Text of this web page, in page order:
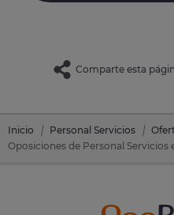
Comparte esta
Inicio Personal Servicios
Oposiciones de Personal Servicios